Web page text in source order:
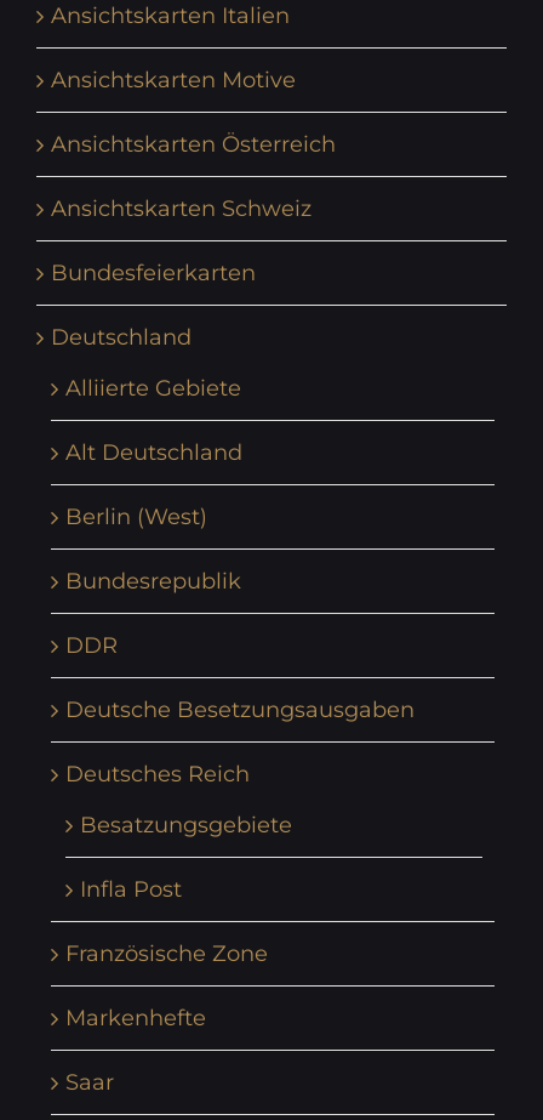
Ansichtskarten Italien
Ansichtskarten Motive
Ansichtskarten Österreich
Ansichtskarten Schweiz
Bundesfeierkarten
Deutschland
Alliierte Gebiete
Alt Deutschland
Berlin (West)
Bundesrepublik
DDR
Deutsche Besetzungsausgaben
Deutsches Reich
Besatzungsgebiete
Infla Post
Französische Zone
Markenhefte
Saar